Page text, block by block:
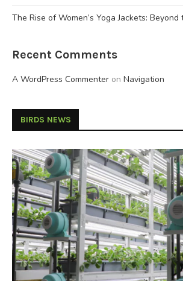
The Rise of Women’s Yoga Jackets:
Recent Comments
A WordPress Commenter on Navigation
BIRDS NEWS